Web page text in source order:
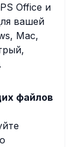
Office и
вашей
Mac,
файлов